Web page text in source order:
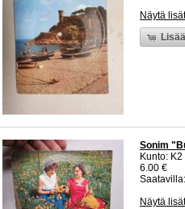
Näytä
Sonim
Kunto:
6.00 €
Näytä